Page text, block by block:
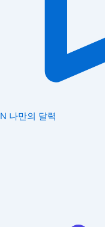
N 나만의 달력